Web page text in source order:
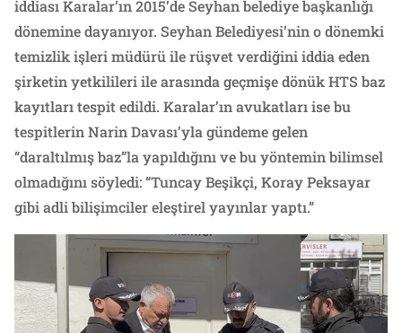
iddiası Karalar’ın 2015’de Seyhan belediye başkanlığı
dönemine dayanıyor. Seyhan Belediyesi’nin o dönemki
temizlik işleri müdürü ile rüşvet verdiğini iddia eden
şirketin yetkilileri ile arasında geçmişe dönük HTS baz
kayıtları tespit edildi. Karalar’ın avukatları ise bu
tespitlerin Narin Davası’yla gündeme gelen
“daraltılmış baz”la yapıldığını ve bu yöntemin bilimsel
olmadığını söyledi: “Tuncay Beşikçi, Koray Peksayar
gibi adli bilişimciler eleştirel yayınlar yaptı.”